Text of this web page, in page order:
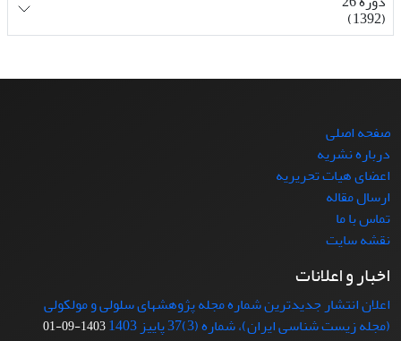
(1392)
صفحه اصلی
درباره نشریه
اعضای هیات تحریریه
ارسال مقاله
تماس با ما
نقشه سایت
اخبار و اعلانات
اعلان انتشار جدیدترین شماره مجله پژوهشهای سلولی و مولکولی
(مجله زیست شناسی ایران)، شماره (3)37 پاییز 1403
1403-09-01